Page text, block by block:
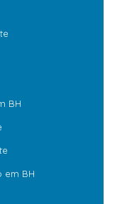
BH
em BH